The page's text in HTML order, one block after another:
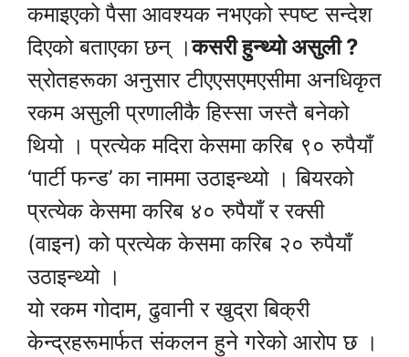
कमाइएको पैसा आवश्यक नभएको स्पष्ट सन्देश
दिएको बताएका छन् ।कसरी हुन्थ्यो असुली ?
स्रोतहरूका अनुसार टीएएसएमएसीमा अनधिकृत
रकम असुली प्रणालीकै हिस्सा जस्तै बनेको
थियो । प्रत्येक मदिरा केसमा करिब ९० रुपैयाँ
‘पार्टी फन्ड’ का नाममा उठाइन्थ्यो । बियरको
प्रत्येक केसमा करिब ४० रुपैयाँ र रक्सी
(वाइन) को प्रत्येक केसमा करिब २० रुपैयाँ
उठाइन्थ्यो ।
यो रकम गोदाम, ढुवानी र खुद्रा बिक्री
केन्द्रहरूमार्फत संकलन हुने गरेको आरोप छ ।